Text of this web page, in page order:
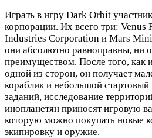
Играть в игру Dark Orbit
корпорации. Их всего три:
Industries Corporation и Mars
они абсолютно равноправны, ни
преимуществом. После того, как
одной из сторон, он получает
кораблик и небольшой
заданий, исследование
инопланетян приносят игровую
которую можно покупать новые
экипировку и оружие.